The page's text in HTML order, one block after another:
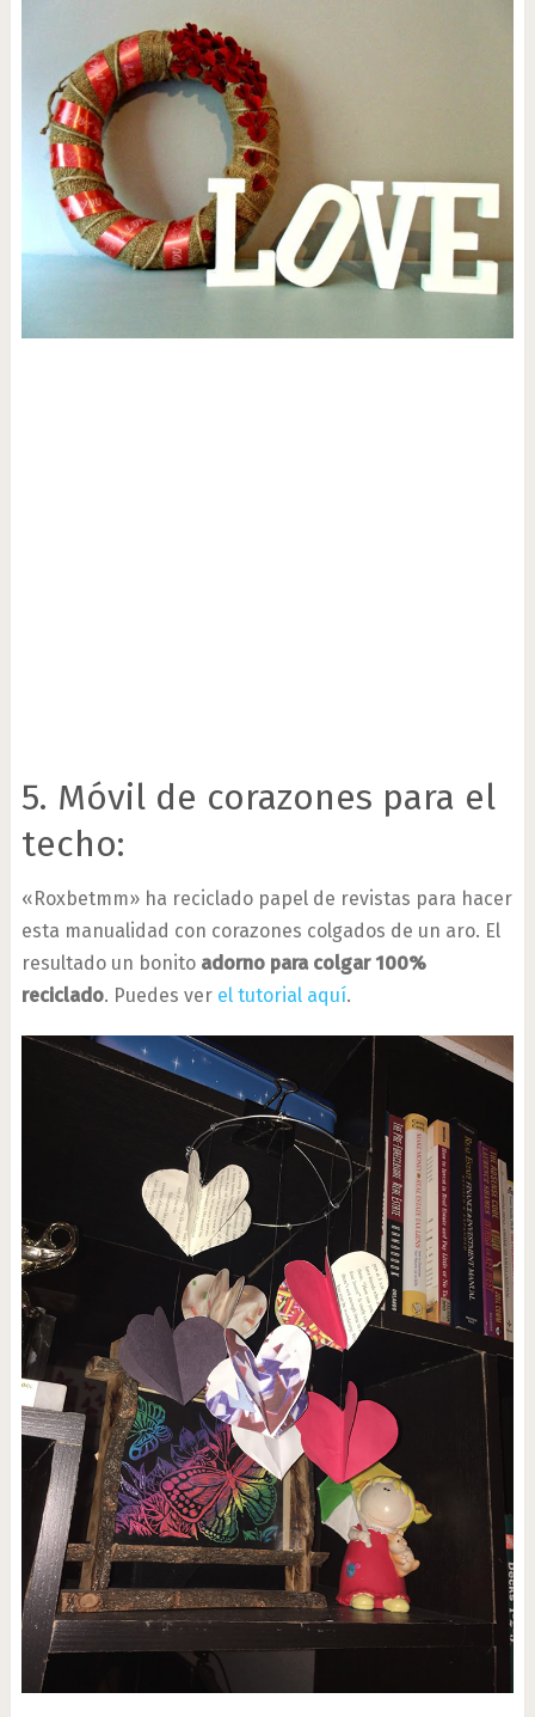
5. Móvil de corazones para el
techo:
«Roxbetmm» ha reciclado papel de revistas para hacer
esta manualidad con corazones colgados de un aro. El
resultado un bonito adorno para colgar 100%
reciclado. Puedes ver el tutorial aquí.